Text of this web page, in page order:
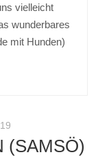
vielleicht
wunderbares
mit Hunden)
(SAMSÖ)